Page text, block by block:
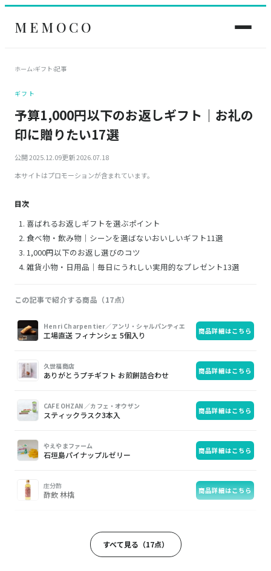
MEMOCO
ホーム›ギフト›記事
ギフト
予算1,000円以下のお返しギフト｜お礼の
印に贈りたい17選
公開 2025.12.09更新 2026.07.18
本サイトはプロモーションが含まれています。
目次
喜ばれるお返しギフトを選ぶポイント
食べ物・飲み物｜シーンを選ばないおいしいギフト11選
1,000円以下のお返し選びのコツ
雑貨小物・日用品｜毎日にうれしい実用的なプレゼント13選
この記事で紹介する商品（17点）
画
像
商
品
購
入
Henri Charpentier／アンリ・シャルパンティエ
工場直送 フィナンシェ 5個入り 商品詳細はこちら
久世福商店
ありがとうプチギフト お煎餅詰合わせ 商品詳細はこちら
CAFE OHZAN ／カフェ・オウザン
スティックラスク3本入 商品詳細はこちら
やえやまファーム
石垣島パイナップルゼリー 商品詳細はこちら
庄分酢
酢飲 林檎 商品詳細はこちら
ドリップバッグ 5個入
すべて見る（17点）